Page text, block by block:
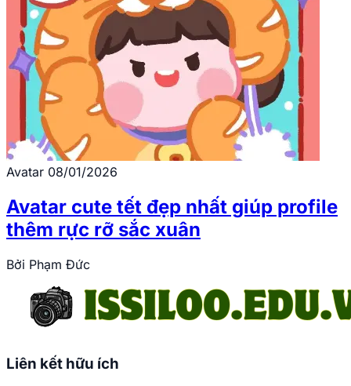
Avatar 08/01/2026
Avatar cute tết đẹp nhất giúp profile
thêm rực rỡ sắc xuân
Bởi Phạm Đức
Liên kết hữu ích